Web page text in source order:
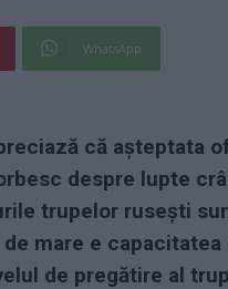
WhatsApp
că așteptata
despre lupte
trupelor rusești
mare e capacitatea
de pregătire al